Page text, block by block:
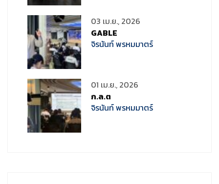
03 เม.ย., 2026
GABLE
จิรนันท์ พรหมมาตร์
01 เม.ย., 2026
ก.ล.ต
จิรนันท์ พรหมมาตร์